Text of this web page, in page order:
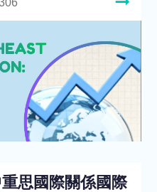
思國際關係國際